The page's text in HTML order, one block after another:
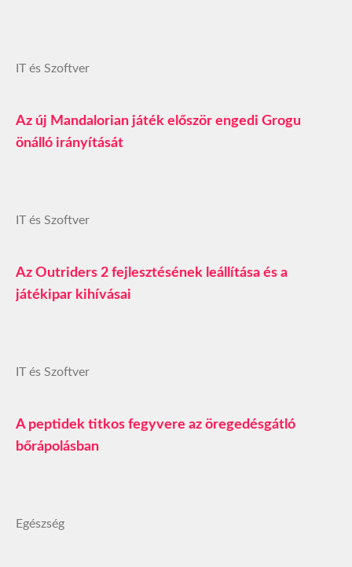
IT és Szoftver
Az új Mandalorian játék először engedi Grogu
önálló irányítását
IT és Szoftver
Az Outriders 2 fejlesztésének leállítása és a
játékipar kihívásai
IT és Szoftver
A peptidek titkos fegyvere az öregedésgátló
bőrápolásban
Egészség